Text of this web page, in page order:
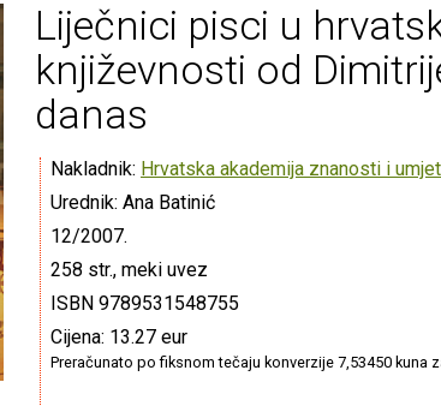
Liječnici pisci u
književnosti od
danas
Nakladnik: Hrvatska akademija znanosti i
Urednik: Ana Batinić
12/2007.
258 str., meki uvez
ISBN 9789531548755
Cijena: 13.27 eur
Preračunato po fiksnom tečaju konverzije 7,53450 kuna